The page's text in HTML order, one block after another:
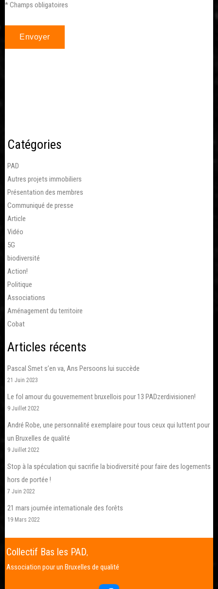
* Champs obligatoires
Catégories
PAD
Autres projets immobiliers
Présentation des membres
Communiqué de presse
Article
Vidéo
5G
biodiversité
Action!
Politique
Associations
Aménagement du territoire
Cobat
Articles récents
Pascal Smet s’en va, Ans Persoons lui succède
21 Juin 2023
Le fol amour du gouvernement bruxellois pour 13 PADzerdivisionen!
9 Juillet 2022
André Robe, une personnalité exemplaire pour tous ceux qui luttent pour
un Bruxelles de qualité
9 Juillet 2022
Stop à la spéculation qui sacrifie la biodiversité pour faire des logements
hors de portée !
7 Juin 2022
21 mars journée internationale des forêts
19 Mars 2022
Collectif Bas les PAD,
Association pour un Bruxelles de qualité